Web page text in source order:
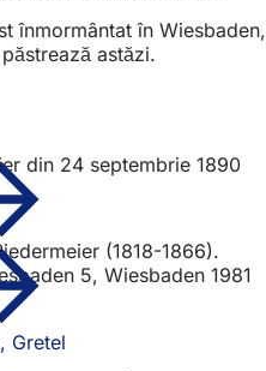
înmormântat în Wiesbaden,
astăzi.
din 24 septembrie 1890
(1818-1866).
5, Wiesbaden 1981
Gretel